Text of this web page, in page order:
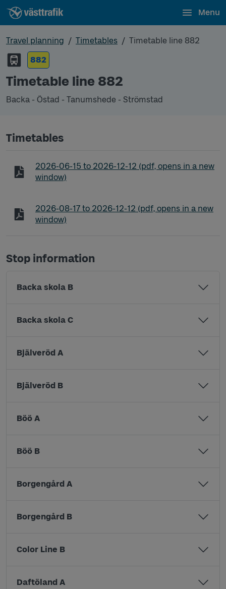
Menu
Travel planning Timetables
Timetable line 882
882
Timetable line 882
Backa - Östad - Tanumshede - Strömstad
Timetables
Timetable line 882 Backa - Östad - Tanumshede -
2026-06-15 to 2026-12-12 (pdf, opens in a new
window)
Timetable line 882 Backa - Östad - Tanumshede -
2026-08-17 to 2026-12-12 (pdf, opens in a new
window)
Stop information
Backa skola B
Backa skola C
Bjälveröd A
Bjälveröd B
Böö A
Böö B
Borgengård A
Borgengård B
Color Line B
Daftöland A